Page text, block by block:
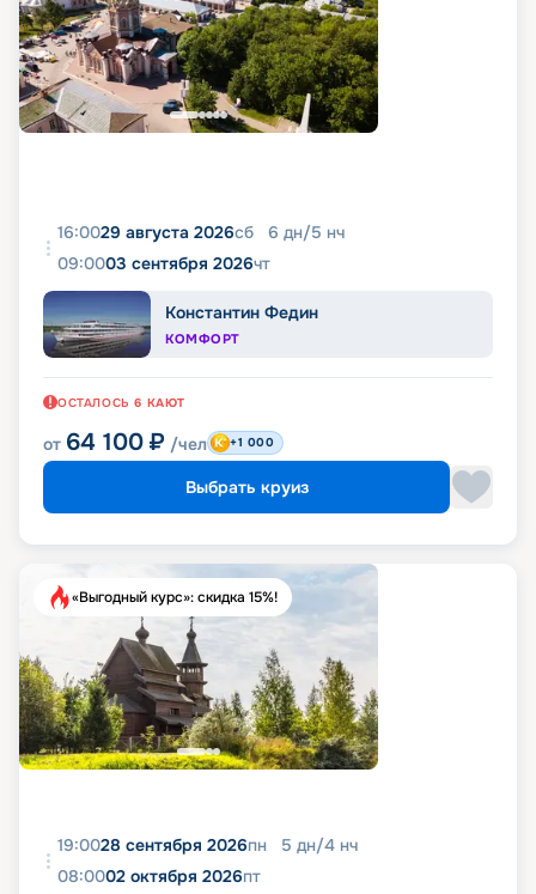
16:0029 августа 2026сб 6 дн/5 нч
09:0003 сентября 2026чт
Константин Федин
КОМФОРТ
ОСТАЛОСЬ 6 КАЮТ
от 64 100 ₽ /чел +1 000
Выбрать круиз
«Выгодный курс»: скидка 15%!
19:0028 сентября 2026пн 5 дн/4 нч
08:0002 октября 2026пт